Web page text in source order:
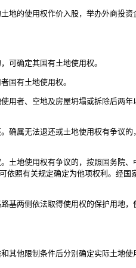
地的使用权作价入股，举办外商投资
确定其国有土地使用权。
国有土地使用权。
用者、空地及房屋坍塌或拆除后两年
确属无法退还或土地使用权有争议的
土地使用权有争议的，按照国务院、
依照有关规定确定为他项权利。经国
基两侧依法取得使用权的保护用地，
其他限制条件后分别确定实际土地使